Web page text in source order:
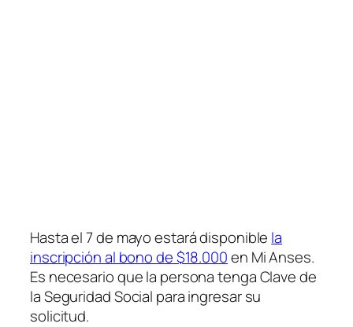
Hasta el 7 de mayo estará disponible la
inscripción al bono de $18.000en Mi Anses.
Es necesario que la persona tenga Clave de
la Seguridad Social para ingresar su
solicitud.